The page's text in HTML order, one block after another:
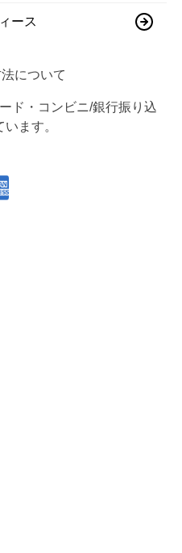
ース
について
ド・コンビニ/銀行振り込
ます。